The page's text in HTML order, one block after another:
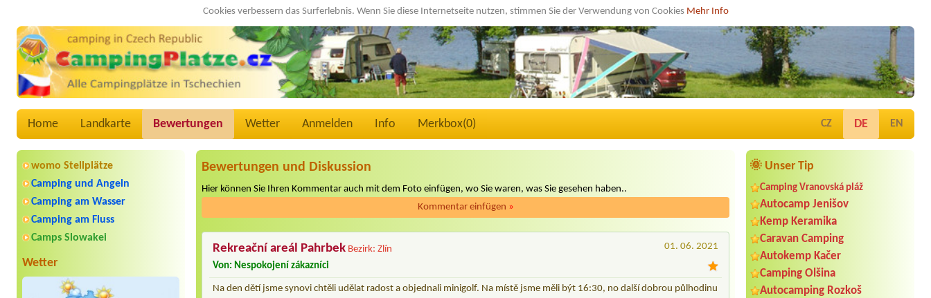
Cookies verbessern das Surferlebnis. Wenn Sie diese Internetseite nutzen, stimmen Sie der Verwendung von Cookies Mehr Info
Home Landkarte Bewertungen Wetter Anmelden Info Merkbox(0) CZ DE EN
womo Stellplätze
Camping und Angeln
Camping am Wasser
Camping am Fluss
Camps Slowakei
Wetter
🌞 Unser Tip
Camping Vranovská pláž
Autocamp Jenišov
Kemp Keramika
Caravan Camping
Autokemp Kačer
Camping Olšina
Autocamping Rozkoš
Bewertungen und Diskussion
Hier können Sie Ihren Kommentar auch mit dem Foto einfügen, wo Sie waren, was Sie gesehen haben..
Kommentar einfügen »
Rekreační areál Pahrbek Bezirk: Zlín
01. 06. 2021
Von: Nespokojení zákazníci
Na den dětí jsme synovi chtěli udělat radost a objednali minigolf. Na místě jsme měli být 16:30, no další dobrou půlhodinu